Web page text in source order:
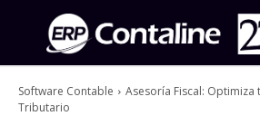
Software Contable
Asesoría Fiscal: Optimiza
Tributario